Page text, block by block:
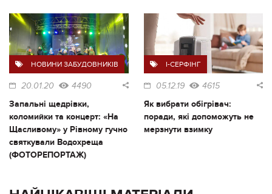
НОВИНИ ЗАБУДОВНИКІВ
20.01.20 4490
Запальні щедрівки,
коломийки та концерт: «На
Щасливому» у Рівному гучно
святкували Водохреща
(ФОТОРЕПОРТАЖ)
I-СЕРФІНГ
05.12.19 4615
Як вибрати обігрівач:
поради, які допоможуть не
мерзнути взимку